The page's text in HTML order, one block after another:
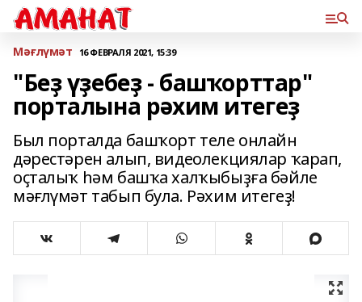
Мәғлүмәт 16 ФЕВРАЛЯ 2021, 15:39
"Беҙ үҙебеҙ - башҡорттар"
порталына рәхим итегеҙ
Был порталда башҡорт теле онлайн
дәрестәрен алып, видеолекциялар ҡарап,
оҫталыҡ һәм башҡа халҡыбыҙға бәйле
мәғлүмәт табып була. Рәхим итегеҙ!